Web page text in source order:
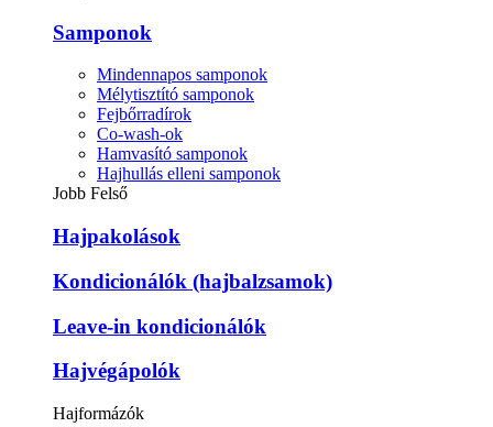
Samponok
Mindennapos samponok
Mélytisztító samponok
Fejbőrradírok
Co-wash-ok
Hamvasító samponok
Hajhullás elleni samponok
Jobb Felső
Hajpakolások
Kondicionálók (hajbalzsamok)
Leave-in kondicionálók
Hajvégápolók
Hajformázók